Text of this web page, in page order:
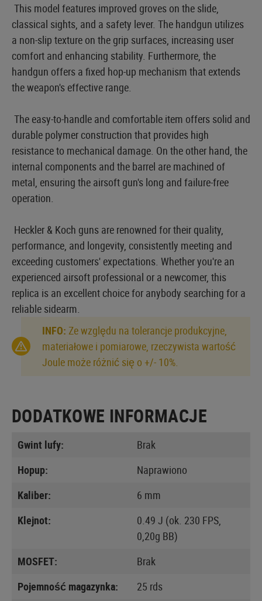
This model features improved groves on the slide,
classical sights, and a safety lever. The handgun utilizes
a non-slip texture on the grip surfaces, increasing user
comfort and enhancing stability. Furthermore, the
handgun offers a fixed hop-up mechanism that extends
the weapon's effective range.
The easy-to-handle and comfortable item offers solid and
durable polymer construction that provides high
resistance to mechanical damage. On the other hand, the
internal components and the barrel are machined of
metal, ensuring the airsoft gun's long and failure-free
operation.
Heckler & Koch guns are renowned for their quality,
performance, and longevity, consistently meeting and
exceeding customers' expectations. Whether you're an
experienced airsoft professional or a newcomer, this
replica is an excellent choice for anybody searching for a
reliable sidearm.
INFO: Ze względu na tolerancje produkcyjne,
materiałowe i pomiarowe, rzeczywista wartość
Joule może różnić się o +/- 10%.
DODATKOWE INFORMACJE
Gwint lufy:
Brak
Hopup:
Naprawiono
Kaliber:
6 mm
Klejnot:
0.49 J (ok. 230 FPS,
0,20g BB)
MOSFET:
Brak
Pojemność magazynka:
25 rds